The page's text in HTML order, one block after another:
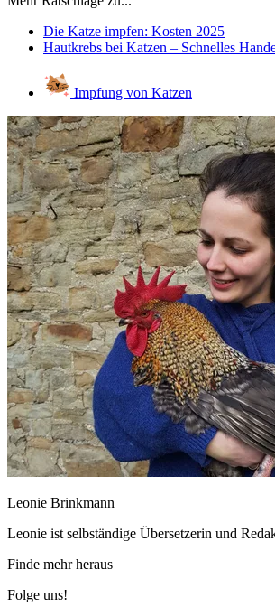
Die Katze impfen: Kosten 2025
Hautkrebs bei Katzen – Schnelles
Impfung von Katzen
Leonie Brinkmann
Leonie ist selbständige Übersetzerin und
Finde mehr heraus
Folge uns!